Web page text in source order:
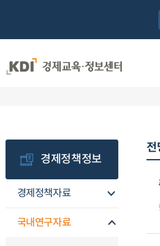
경제정책정보
경제정책자료
국내연구자료
전